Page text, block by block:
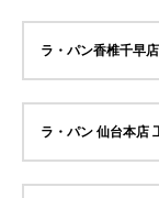
ラ・パン香椎千早店
ラ・パン 仙台本店